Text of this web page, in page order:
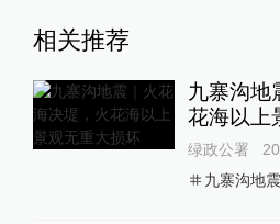
相关推荐
九寨沟地
花海以上
绿政公署
九寨沟地震